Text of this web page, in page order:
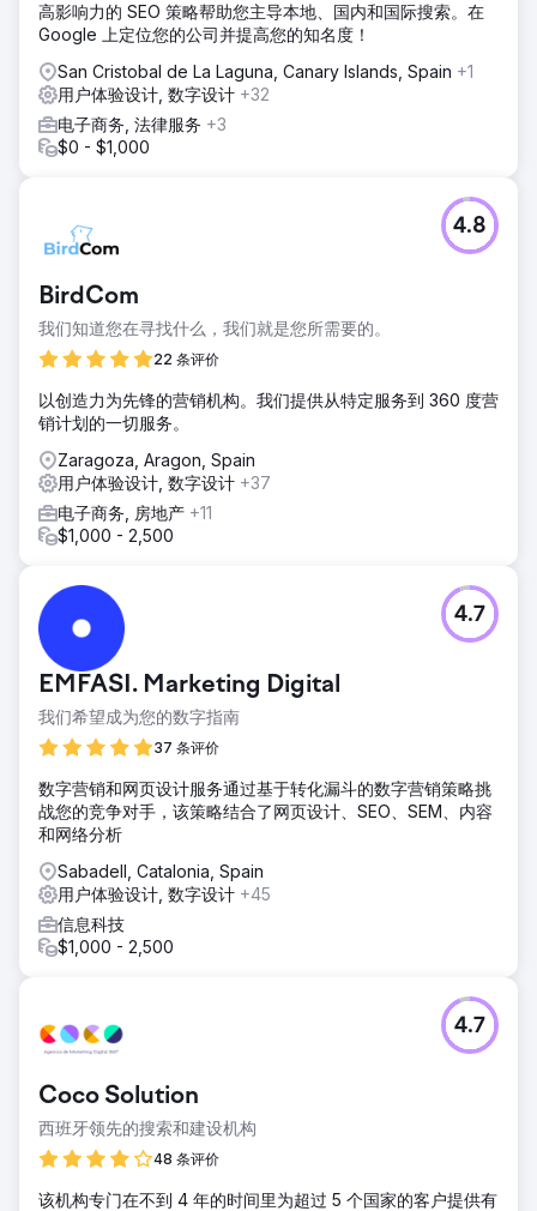
高影响力的 SEO 策略帮助您主导本地、国内和国际搜索。在
Google 上定位您的公司并提高您的知名度！
San Cristobal de La Laguna, Canary Islands, Spain +1
用户体验设计, 数字设计 +32
电子商务, 法律服务 +3
$0 - $1,000
BirdCom
我们知道您在寻找什么，我们就是您所需要的。
22 条评价
4.8
以创造力为先锋的营销机构。我们提供从特定服务到 360 度营
销计划的一切服务。
Zaragoza, Aragon, Spain
用户体验设计, 数字设计 +37
电子商务, 房地产 +11
$1,000 - 2,500
EMFASI. Marketing Digital
我们希望成为您的数字指南
37 条评价
4.7
数字营销和网页设计服务通过基于转化漏斗的数字营销策略挑
战您的竞争对手，该策略结合了网页设计、SEO、SEM、内容
和网络分析
Sabadell, Catalonia, Spain
用户体验设计, 数字设计 +45
信息科技
$1,000 - 2,500
Coco Solution
西班牙领先的搜索和建设机构
48 条评价
4.7
该机构专门在不到 4 年的时间里为超过 5 个国家的客户提供有